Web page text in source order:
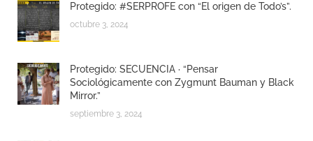
Protegido: #SERPROFE con “El origen de Todo’s”.
octubre 3, 2024
Protegido: SECUENCIA · “Pensar
Sociológicamente con Zygmunt Bauman y Black
Mirror.”
septiembre 3, 2024